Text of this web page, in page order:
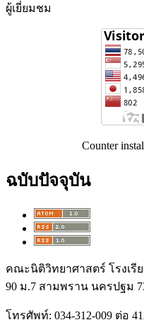
ผู้เยี่ยมชม
Counter
ฉบับปัจจุบัน
คณะนิติวิทยาศาสตร์ โรงเรี
90 ม.7 สามพราน นครปฐม
โทรศัพท์: 034-312-009 ต่อ